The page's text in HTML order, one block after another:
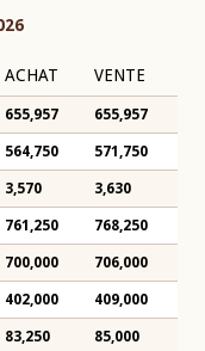
ACHAT VENTE
655,957 655,957
564,750 571,750
3,570 3,630
761,250 768,250
700,000 706,000
402,000 409,000
83,250 85,000